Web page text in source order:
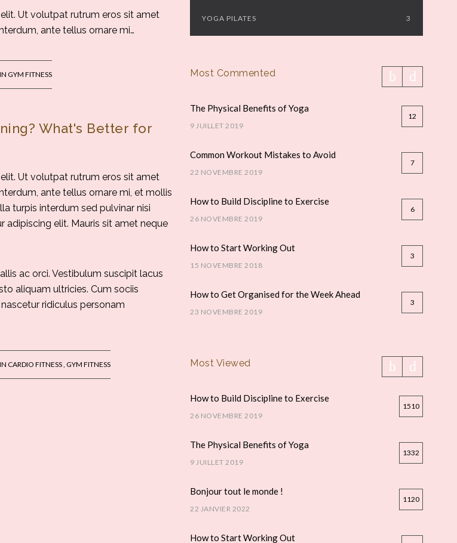
Ut volutpat rutrum eros sit amet
ante tellus ornare mi…
IN GYM FITNESS
What's Better for
Ut volutpat rutrum eros sit amet
ante tellus ornare mi, et mollis
turpis interdum sed pulvinar nisi
elit. Mauris sit amet neque
ac orci. Vestibulum suscipit lacus
aliquam ultricies. Cum sociis
ridiculus personam
IN CARDIO FITNESS, GYM FITNESS
YOGA PILATES 3
Most Commented
The Physical Benefits of Yoga
9 JUILLET 2019
12
Common Workout Mistakes to Avoid
22 NOVEMBRE 2019
7
How to Build Discipline to Exercise
26 NOVEMBRE 2019
6
How to Start Working Out
15 NOVEMBRE 2018
3
How to Get Organised for the Week Ahead
23 NOVEMBRE 2019
3
Most Viewed
How to Build Discipline to Exercise
26 NOVEMBRE 2019
1510
The Physical Benefits of Yoga
9 JUILLET 2019
1332
Bonjour tout le monde !
22 JANVIER 2022
1120
How to Start Working Out